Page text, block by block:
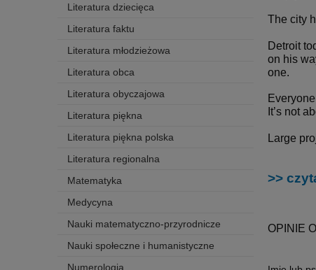
Literatura dziecięca
Literatura faktu
Literatura młodzieżowa
Literatura obca
Literatura obyczajowa
Literatura piękna
Literatura piękna polska
Literatura regionalna
Matematyka
Medycyna
Nauki matematyczno-przyrodnicze
Nauki społeczne i humanistyczne
Numerologia
The city
Detroit
on his
one.
It’s not
Large
>>
OPINIE